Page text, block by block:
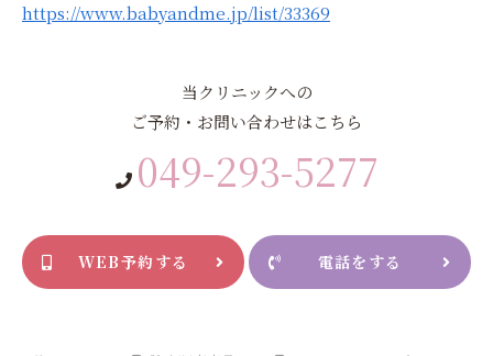
https://www.babyandme.jp/list/33369
当クリニックへの
ご予約・お問い合わせはこちら
049-293-5277
WEB予約する 電話をする